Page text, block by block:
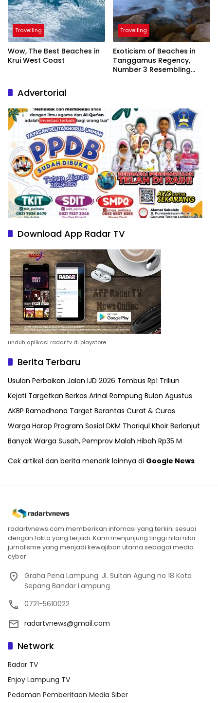
Travelling
Wow, The Best Beaches in
Krui West Coast
Travelling
Exoticism of Beaches in
Tanggamus Regency,
Number 3 Resembling
Advertorial
Download App Radar TV
unduh aplikasi radar tv di playstore
Berita Terbaru
Usulan Perbaikan Jalan IJD 2026 Tembus Rp1 Triliun
Kejati Targetkan Berkas Arinal Rampung Bulan Agustus
AKBP Ramadhona Target Berantas Curat & Curas
Warga Harap Program Sosial DKM Thoriqul Khoir Berlanjut
Banyak Warga Susah, Pemprov Malah Hibah Rp35 M
Cek artikel dan berita menarik lainnya di Google News
radartvnews.com memberikan infomasi yang terkini sesuai
dengan fakta yang terjadi. Kami menjunjung tinggi nilai nilai
jurnalisme yang menjadi kewajiban utama sebagai media
cyber.
Graha Pena Lampung. Jl. Sultan Agung no 18 Kota
Sepang Bandar Lampung
0721-5610022
radartvnews@gmail.com
Network
Radar TV
Enjoy Lampung TV
Pedoman Pemberitaan Media Siber